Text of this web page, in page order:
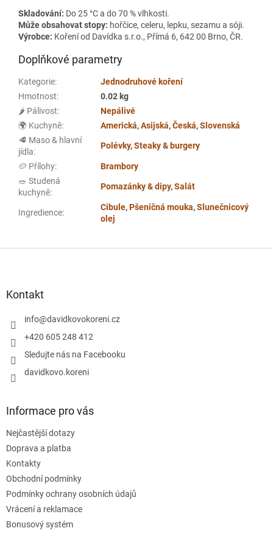
Skladování: Do 25 °C a do 70 % vlhkosti.
Může obsahovat stopy: hořčice, celeru, lepku, sezamu a sóji.
Výrobce: Koření od Davídka s.r.o., Přímá 6, 642 00 Brno, ČR.
Doplňkové parametry
Kategorie:
Jednodruhové koření
Hmotnost:
0.02 kg
🌶️ Pálivost:
Nepálivé
🌍 Kuchyně: Americká,Asijská,Česká,Slovenská
🥩 Maso & hlavní
jídla:
Polévky,Steaky & burgery
🥔 Přílohy:
Brambory
🥗 Studená
kuchyně:
Pomazánky & dipy,Salát
Ingredience:
Cibule,Pšeničná mouka,Slunečnicový
olej
Kontakt
info@davidkovokoreni.cz
+420 605 248 412
Sledujte nás na Facebooku
davidkovo.koreni
Informace pro vás
Nejčastější dotazy
Doprava a platba
Kontakty
Obchodní podmínky
Podmínky ochrany osobních údajů
Vrácení a reklamace
Bonusový systém